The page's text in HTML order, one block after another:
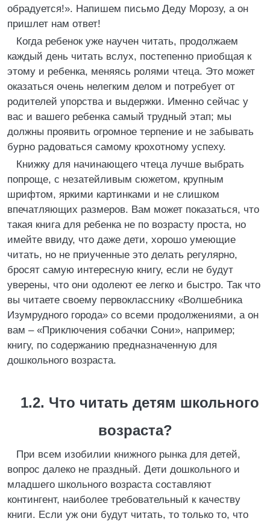
обрадуется!». Напишем письмо Деду Морозу, а он
пришлет нам ответ!
Когда ребенок уже научен читать, продолжаем
каждый день читать вслух, постепенно приобщая к
этому и ребенка, меняясь ролями чтеца. Это может
оказаться очень нелегким делом и потребует от
родителей упорства и выдержки. Именно сейчас у
вас и вашего ребенка самый трудный этап; мы
должны проявить огромное терпение и не забывать
бурно радоваться самому крохотному успеху.
Книжку для начинающего чтеца лучше выбрать
попроще, с незатейливым сюжетом, крупным
шрифтом, яркими картинками и не слишком
впечатляющих размеров. Вам может показаться, что
такая книга для ребенка не по возрасту проста, но
имейте ввиду, что даже дети, хорошо умеющие
читать, но не приученные это делать регулярно,
бросят самую интересную книгу, если не будут
уверены, что они одолеют ее легко и быстро. Так что
вы читаете своему первокласснику «Волшебника
Изумрудного города» со всеми продолжениями, а он
вам – «Приключения собачки Сони», например;
книгу, по содержанию предназначенную для
дошкольного возраста.
1.2. Что читать детям школьного
возраста?
При всем изобилии книжного рынка для детей,
вопрос далеко не праздный. Дети дошкольного и
младшего школьного возраста составляют
контингент, наиболее требовательный к качеству
книги. Если уж они будут читать, то только то, что